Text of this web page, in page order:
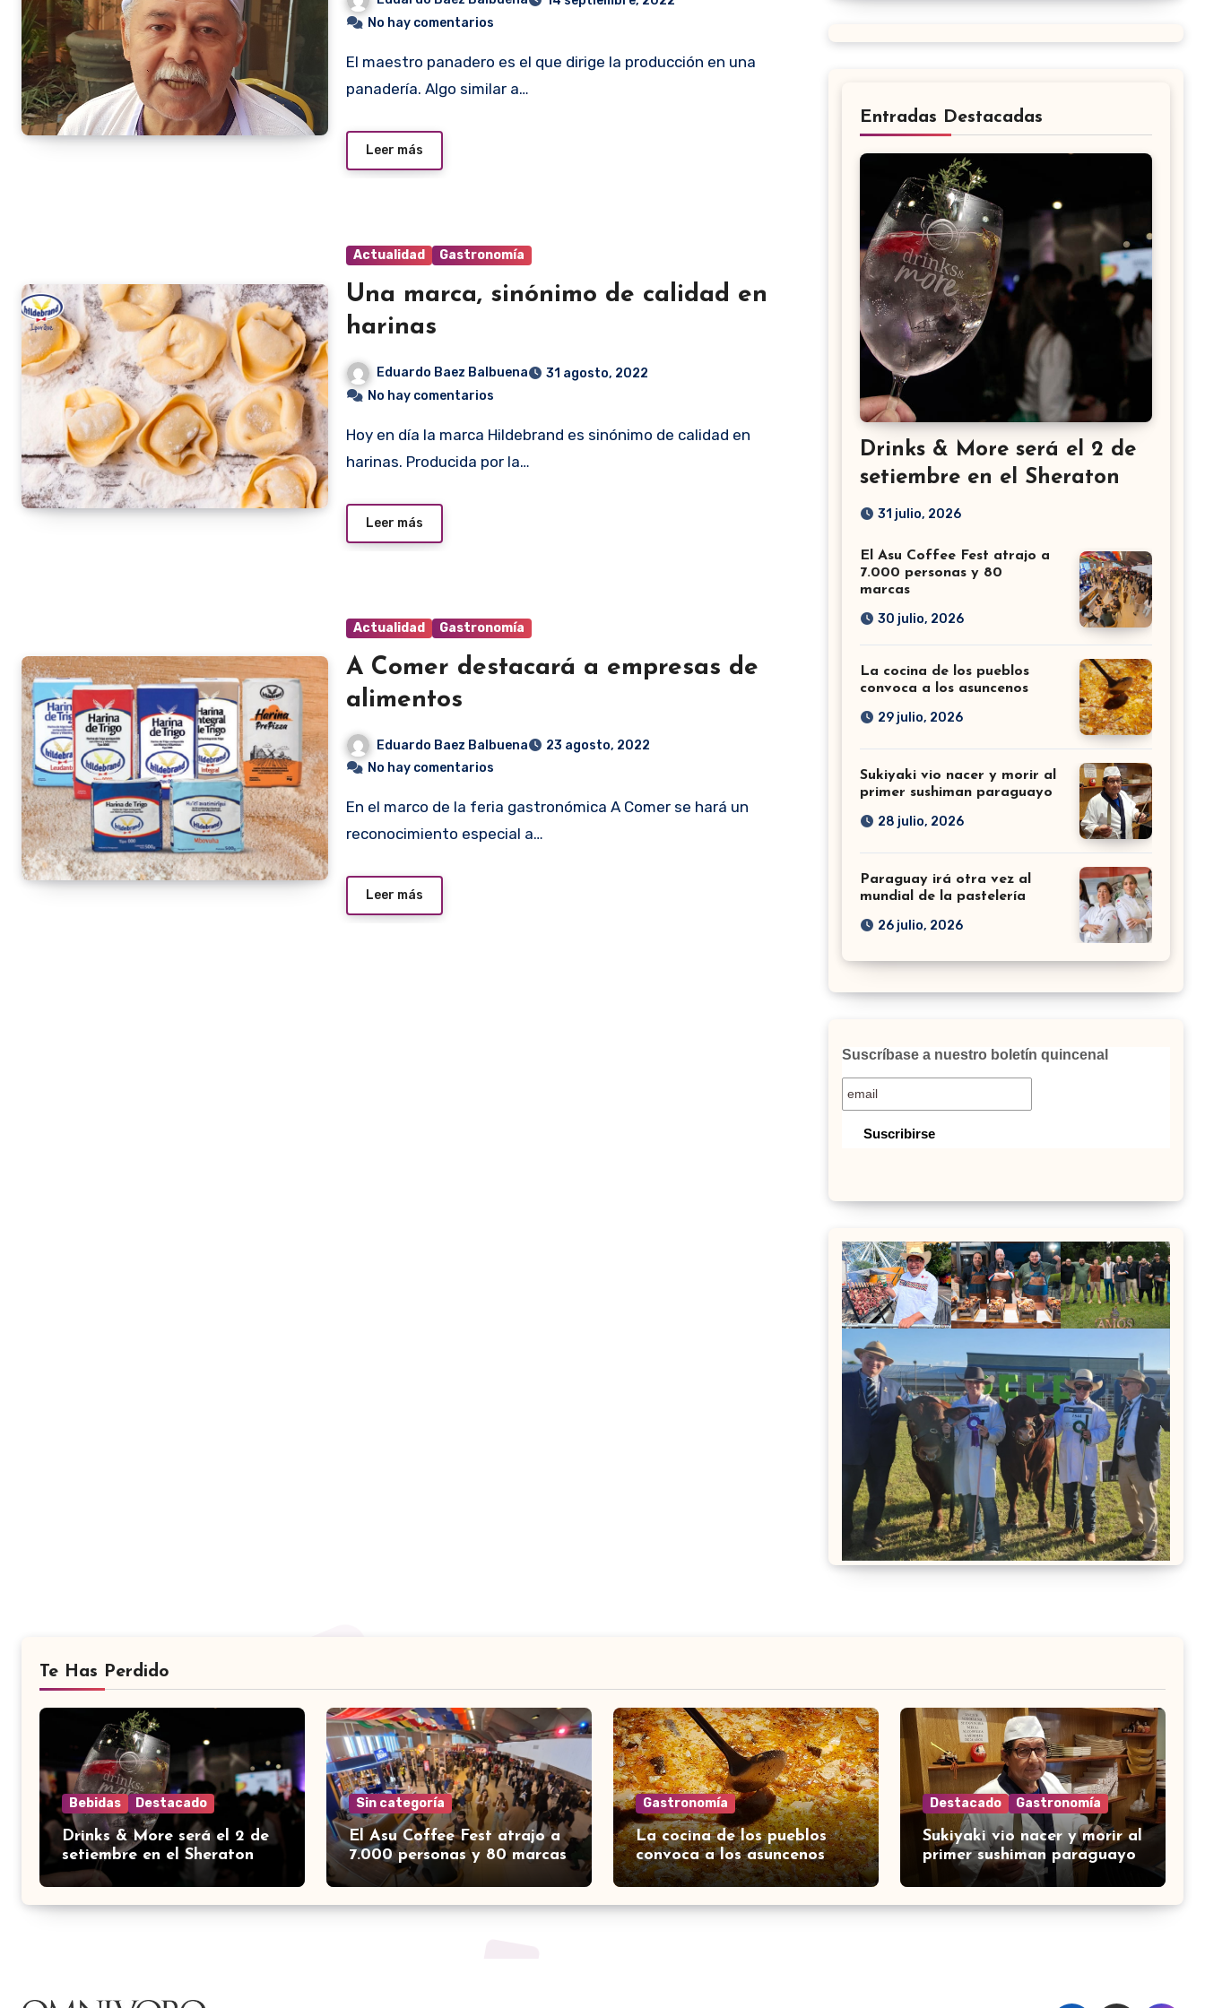
No hay comentarios
El maestro panadero es el que dirige la producción en una
panadería. Algo similar a…
Leer más
Actualidad Gastronomía
Una marca, sinónimo de calidad en
harinas
Eduardo Baez Balbuena
31 agosto, 2022
No hay comentarios
Hoy en día la marca Hildebrand es sinónimo de calidad en
harinas. Producida por la…
Leer más
Actualidad Gastronomía
A Comer destacará a empresas de
alimentos
Eduardo Baez Balbuena
23 agosto, 2022
No hay comentarios
En el marco de la feria gastronómica A Comer se hará un
reconocimiento especial a…
Leer más
Entradas Destacadas
Drinks & More será el 2 de
setiembre en el Sheraton
31 julio, 2026
El Asu Coffee Fest atrajo a
7.000 personas y 80
marcas
30 julio, 2026
La cocina de los pueblos
convoca a los asuncenos
29 julio, 2026
Sukiyaki vio nacer y morir al
primer sushiman paraguayo
28 julio, 2026
Paraguay irá otra vez al
mundial de la pastelería
26 julio, 2026
Suscríbase a nuestro boletín quincenal
Te Has Perdido
Bebidas Destacado
Drinks & More será el 2 de
setiembre en el Sheraton
Sin categoría
El Asu Coffee Fest atrajo a
7.000 personas y 80 marcas
Gastronomía
La cocina de los pueblos
convoca a los asuncenos
Destacado Gastronomía
Sukiyaki vio nacer y morir al
primer sushiman paraguayo